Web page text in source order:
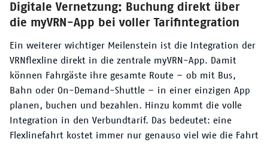
Digitale Vernetzung: Buchung direkt über
die myVRN-App bei voller Tarifintegration
Ein weiterer wichtiger Meilenstein ist die Integration der
VRNflexline direkt in die zentrale myVRN-App. Damit
können Fahrgäste ihre gesamte Route – ob mit Bus,
Bahn oder On-Demand-Shuttle – in einer einzigen App
planen, buchen und bezahlen. Hinzu kommt die volle
Integration in den Verbundtarif. Das bedeutet: eine
Flexlinefahrt kostet immer nur genauso viel wie die Fahrt